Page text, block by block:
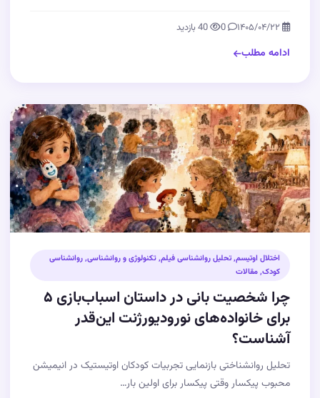
ادامه مطلب
اختلال اوتیسم,تحلیل روانشناسی فیلم,تکنولوژی و روانشناسی,روانشناسی
کودک,مقالات
چرا شخصیت بانی در داستان اسباب‌بازی ۵
برای خانواده‌های نورودیورژنت این‌قدر
آشناست؟
تحلیل روانشناختی بازنمایی تجربیات کودکان اوتیستیک در انیمیشن
محبوب پیکسار وقتی پیکسار برای اولین بار…